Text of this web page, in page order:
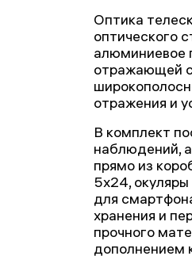
Оптика
оптического
алюминиевое
отражающей
отражения и
В комплект
наблюдений,
прямо из
5х24,
для
хранения и
прочного
дополнением